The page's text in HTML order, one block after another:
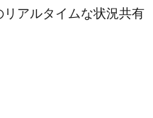
アルタイムな状況共有